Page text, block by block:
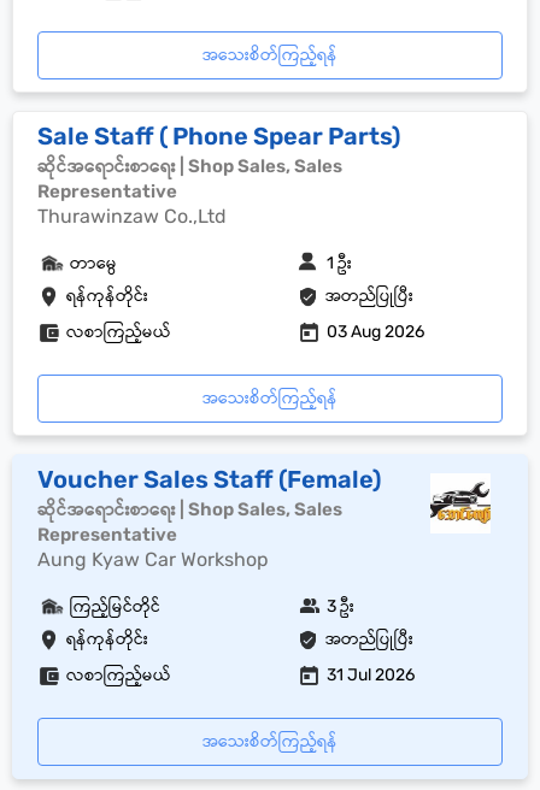
အသေးစိတ်ကြည့်ရန်
Sale Staff ( Phone Spear Parts)
ဆိုင်အရောင်းစာရေး | Shop Sales, Sales
Representative
Thurawinzaw Co.,Ltd
ရန်ကုန်တိုင်း အတည်ပြုပြီး
တာမွေ 1 ဦး
လစာကြည့်မယ် 03 Aug 2026
အသေးစိတ်ကြည့်ရန်
Voucher Sales Staff (Female)
ဆိုင်အရောင်းစာရေး | Shop Sales, Sales
Representative
Aung Kyaw Car Workshop
ရန်ကုန်တိုင်း အတည်ပြုပြီး
ကြည့်မြင်တိုင် 3 ဦး
လစာကြည့်မယ် 31 Jul 2026
အသေးစိတ်ကြည့်ရန်